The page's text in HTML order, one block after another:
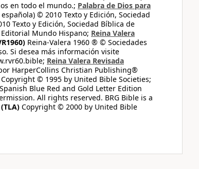
en todo el mundo.; Palabra de Dios para
© 2010 Texto y Edición, Sociedad
Texto y Edición, Sociedad Bíblica de
Mundo Hispano; Reina Valera
Reina-Valera 1960 ® © Sociedades
Si desea más información visite
Reina Valera Revisada
HarperCollins Christian Publishing®
Copyright © 1995 by United Bible Societies;
Spanish Blue Red and Gold Letter Edition
All rights reserved. BRG Bible is a
(TLA) Copyright © 2000 by United Bible